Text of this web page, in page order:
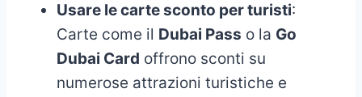
Usare le carte sconto per turisti:
Carte come il Dubai Pass o la Go
Dubai Card offrono sconti su
numerose attrazioni turistiche e